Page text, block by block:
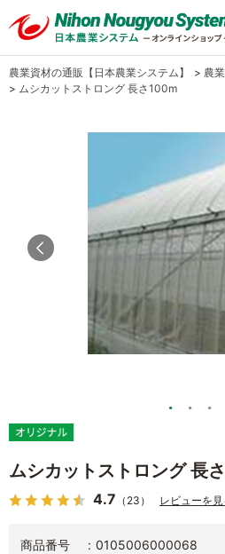
農業資材の通販【日本農業システム】 > 農
> ムシカットストロング 長さ100m
ムシカットストロング 長
4.7 （23） レビューを見
商品番号
0105006000068